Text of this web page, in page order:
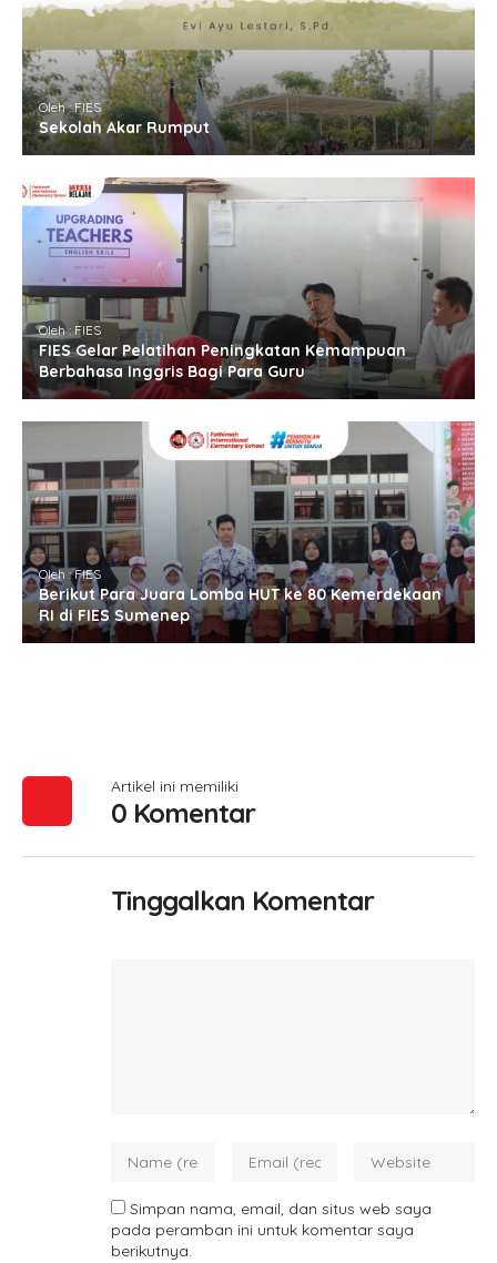
Oleh : FIES
Sekolah Akar Rumput
Oleh : FIES
FIES Gelar Pelatihan Peningkatan Kemampuan
Berbahasa Inggris Bagi Para Guru
Oleh : FIES
Berikut Para Juara Lomba HUT ke 80 Kemerdekaan
RI di FIES Sumenep
Artikel ini memiliki
0 Komentar
Tinggalkan Komentar
Simpan nama, email, dan situs web saya
pada peramban ini untuk komentar saya
berikutnya.